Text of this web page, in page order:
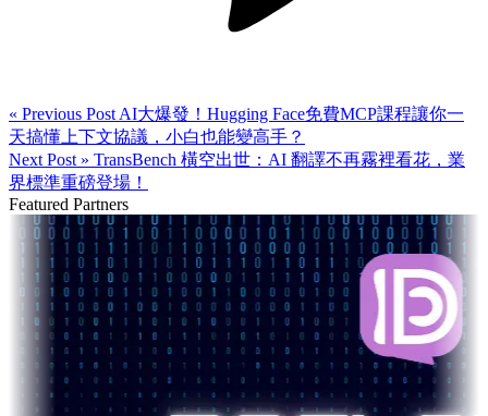
« Previous Post AI大爆發！Hugging Face免費MCP課程讓你一
天搞懂上下文協議，小白也能變高手？
Next Post » TransBench 橫空出世：AI 翻譯不再霧裡看花，業
界標準重磅登場！
Featured Partners